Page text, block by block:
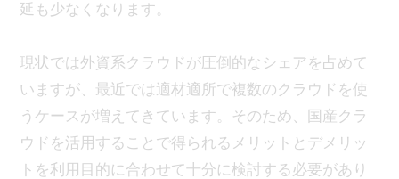
延も少なくなります。
現状では外資系クラウドが圧倒的なシェアを占めて
いますが、最近では適材適所で複数のクラウドを使
うケースが増えてきています。そのため、国産クラ
ウドを活用することで得られるメリットとデメリッ
トを利用目的に合わせて十分に検討する必要があり